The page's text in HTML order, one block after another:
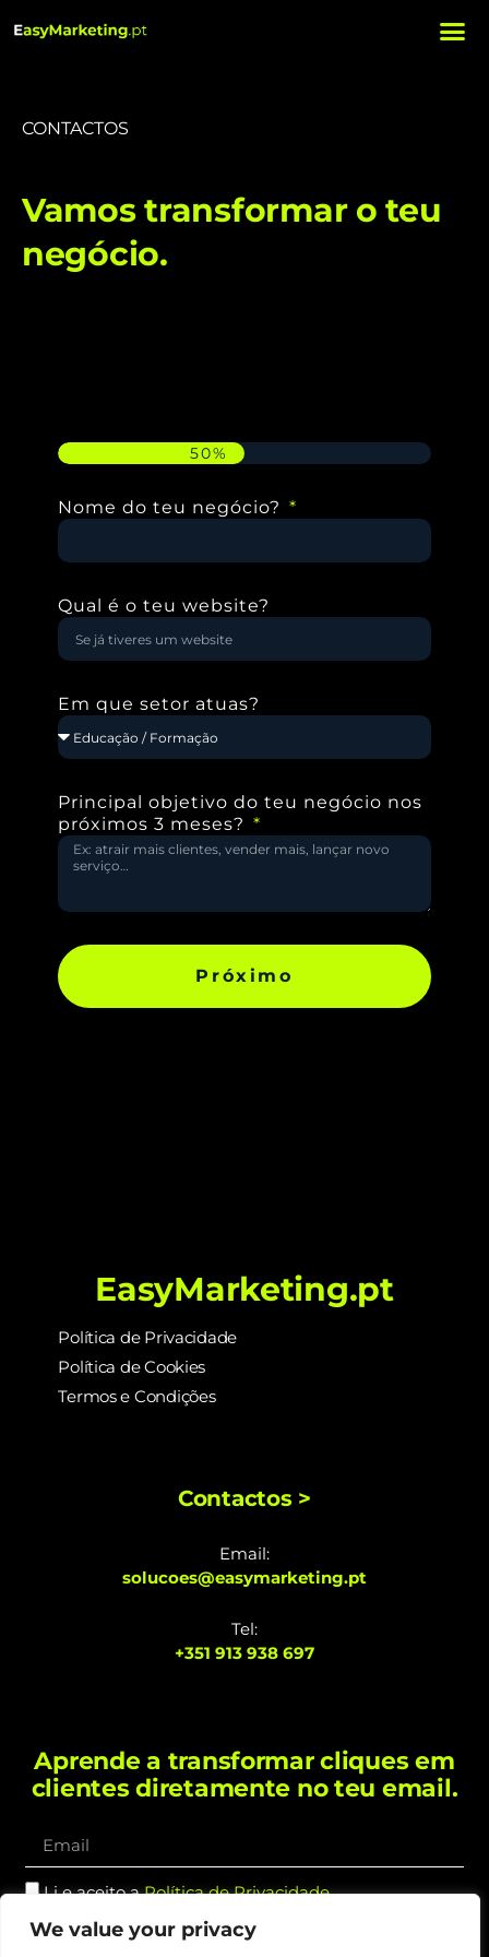
We value your privacy
CONTACTOS
Vamos transformar o teu
negócio.
50%
Nome do teu negócio?
Qual é o teu website?
Em que setor atuas?
Principal objetivo do teu negócio nos
próximos 3 meses?
Próximo
EasyMarketing.pt
Política de Privacidade
Política de Cookies
Termos e Condições
Contactos >
Email:
solucoes@easymarketing.pt
Tel:
+351 913 938 697
Aprende a transformar cliques em
clientes diretamente no teu email.
Li e aceito aPolítica de Privacidade.
Subscrever